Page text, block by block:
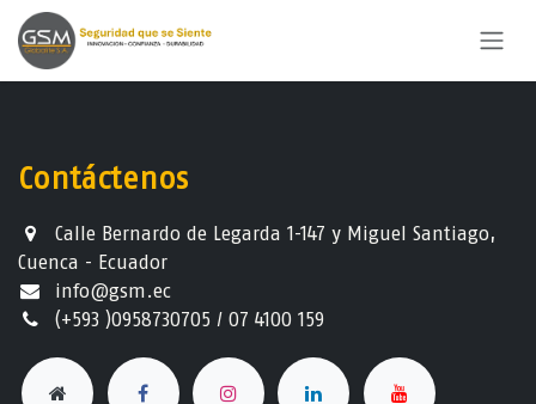
Ir al contenido
Contáctenos
Calle Bernardo de Legarda 1-147 y Miguel Santiago,
Cuenca - Ecuador
info@gsm.ec​
(+593 )0958730705 / 07 4100 159